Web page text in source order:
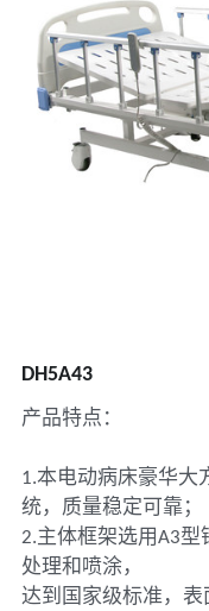
移位机
手动轮椅
电动轮椅
体系认证及荣
社会责任
联系方式
DH5A43
产品特点：
1.本电动病床豪华大
统，质量稳定可靠；
2.主体框架选用A3
处理和喷涂，
达到国家级标准，表